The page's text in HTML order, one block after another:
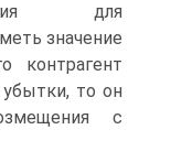
для
значение
контрагент
то он
с